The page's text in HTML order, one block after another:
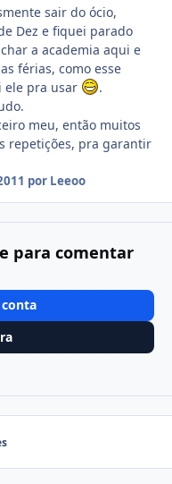
sair do ócio,
Dez e fiquei parado
a academia aqui e
férias, como esse
ele pra usar
.
meu, então muitos
repetições, pra garantir
por Leeoo
para comentar